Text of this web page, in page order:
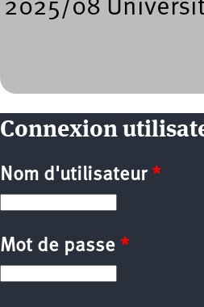
2025/08
Connexion
Nom d'utilisateur *
Mot de passe *